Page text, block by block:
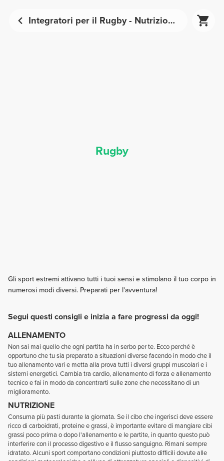
Integratori per il Rugby - Nutrizione Sportiva | Prozis
Rugby
Gli sport estremi attivano tutti i tuoi sensi e stimolano il tuo corpo in
numerosi modi diversi. Preparati per l'avventura!
Segui questi consigli e inizia a fare progressi da oggi!
ALLENAMENTO
Non sai mai quello che ogni partita ha in serbo per te. Ecco perché è
opportuno che tu sia preparato a situazioni diverse facendo in modo che il
tuo allenamento vari e metta alla prova tutti i diversi gruppi muscolari e i
sistemi energetici. Cambia tra cardio, allenamento di forza e allenamento
tecnico e fai in modo da concentrarti sulle zone che necessitano di un
miglioramento.
NUTRIZIONE
Consuma più pasti durante la giornata. Se il cibo che ingerisci deve essere
ricco di carboidrati, proteine e grassi, è importante evitare di mangiare cibi
grassi poco prima o dopo l'allenamento e le partite, in quanto questo può
interferire con il processo digestivo e il flusso sanguigno. Rimani sempre
idratato. Alcuni sport comportano condizioni piuttosto difficili dovute alle